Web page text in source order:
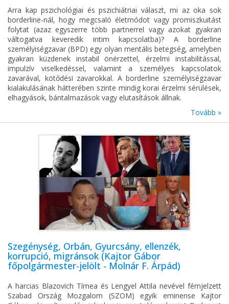
Arra kap pszichológiai és pszichiátriai választ, mi az oka sok
borderline-nál, hogy megcsaló életmódot vagy promiszkuitást
folytat (azaz egyszerre több partnerrel vagy azokat gyakran
váltogatva keveredik intim kapcsolatba)? A borderline
személyiségzavar (BPD) egy olyan mentális betegség, amelyben
gyakran küzdenek instabil önérzettel, érzelmi instabilitással,
impulzív viselkedéssel, valamint a személyes kapcsolatok
zavarával, kötődési zavarokkal. A borderline személyiségzavar
kialakulásának hátterében szinte mindig korai érzelmi sérülések,
elhagyások, bántalmazások vagy elutasítások állnak.
Tovább »
Szegénység, Orbán, Gyurcsány, ellenzék,
korrupció, migránsok (Kajtor Gábor
főpolgármester-jelölt - Molnár F. Árpád)
A harcias Blazovich Tímea és Lengyel Attila nevével fémjelzett
Szabad Ország Mozgalom (SZOM) egyik eminense Kajtor